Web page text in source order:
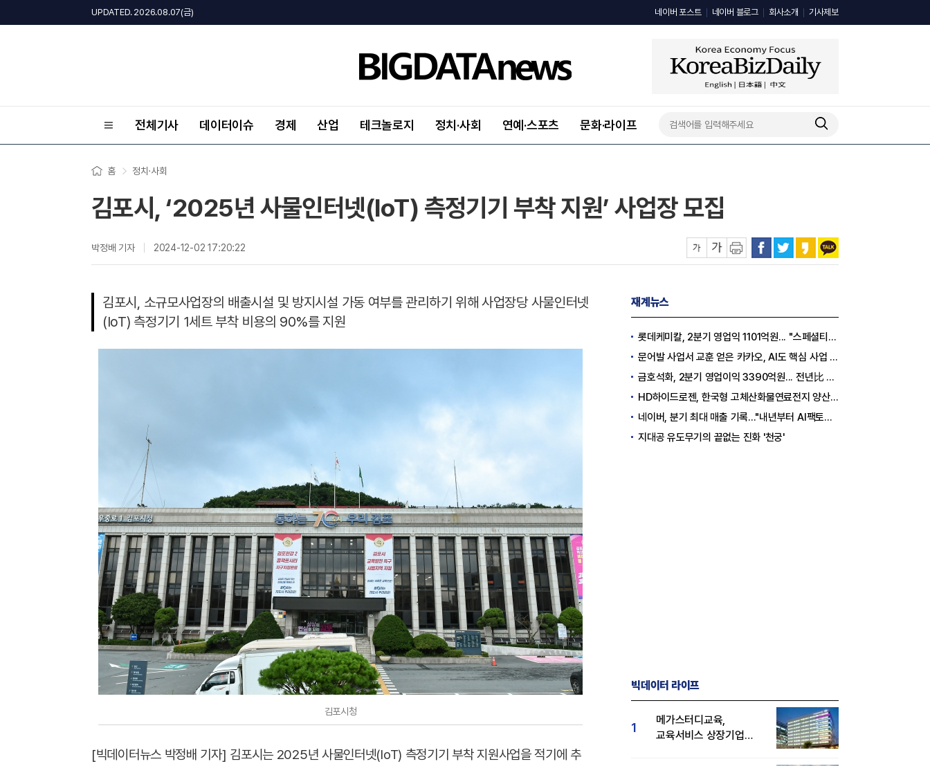
UPDATED. 2026.08.07(금) 네이버 포스트 네이버 블로그 회사소개 기사제보
전체기사 데이터이슈 경제 산업 테크놀로지 정치·사회 연예·스포츠 문화·라이프
홈 정치·사회
김포시, ‘2025년 사물인터넷(IoT) 측정기기 부착 지원’ 사업장 모집
박정배 기자 2024-12-02 17:20:22
김포시, 소규모사업장의 배출시설 및 방지시설 가동 여부를 관리하기 위해 사업장당 사물인터넷
(IoT) 측정기기 1세트 부착 비용의 90%를 지원
김포시청
[빅데이터뉴스 박정배 기자] 김포시는 2025년 사물인터넷(IoT) 측정기기 부착 지원사업을 적기에 추
재계뉴스
롯데케미칼, 2분기 영업익 1101억원... "스페셜티 전환 가속"
문어발 사업서 교훈 얻은 카카오, AI도 핵심 사업 '선택과 집중'
금호석화, 2분기 영업이익 3390억원... 전년比 419% 급증
HD하이드로젠, 한국형 고체산화물연료전지 양산체계 구축
네이버, 분기 최대 매출 기록..."내년부터 AI팩토리 수익 날 것"
지대공 유도무기의 끝없는 진화 '천궁'
빅데이터 라이프
1
메가스터디교육,
교육서비스 상장기업